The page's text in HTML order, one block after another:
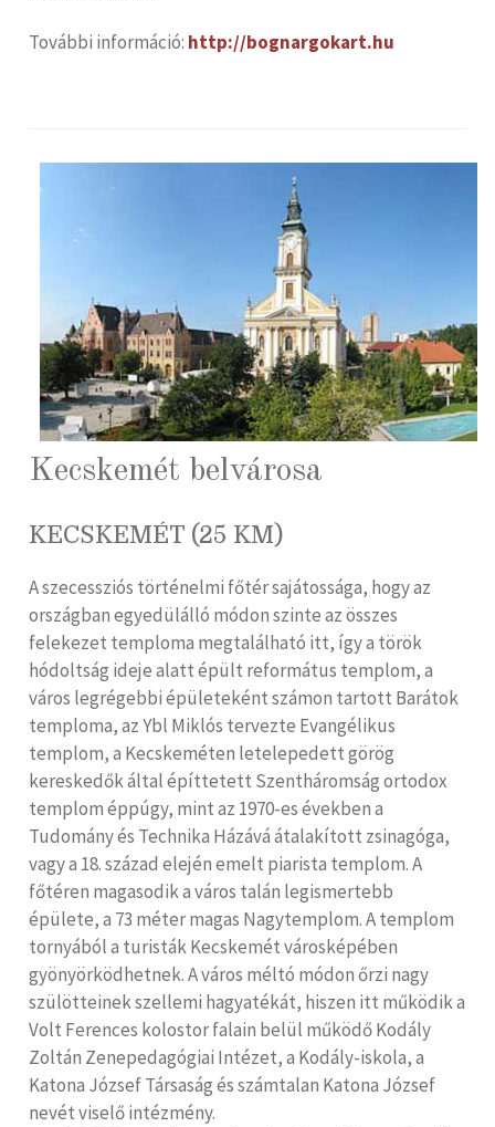
További információ: http://bognargokart.hu
Kecskemét belvárosa
KECSKEMÉT (25 KM)
A szecessziós történelmi főtér sajátossága, hogy az
országban egyedülálló módon szinte az összes
felekezet temploma megtalálható itt, így a török
hódoltság ideje alatt épült református templom, a
város legrégebbi épületeként számon tartott Barátok
temploma, az Ybl Miklós tervezte Evangélikus
templom, a Kecskeméten letelepedett görög
kereskedők által építtetett Szentháromság ortodox
templom éppúgy, mint az 1970-es években a
Tudomány és Technika Házává átalakított zsinagóga,
vagy a 18. század elején emelt piarista templom. A
főtéren magasodik a város talán legismertebb
épülete, a 73 méter magas Nagytemplom. A templom
tornyából a turisták Kecskemét városképében
gyönyörködhetnek. A város méltó módon őrzi nagy
szülötteinek szellemi hagyatékát, hiszen itt működik a
Volt Ferences kolostor falain belül működő Kodály
Zoltán Zenepedagógiai Intézet, a Kodály-iskola, a
Katona József Társaság és számtalan Katona József
nevét viselő intézmény.